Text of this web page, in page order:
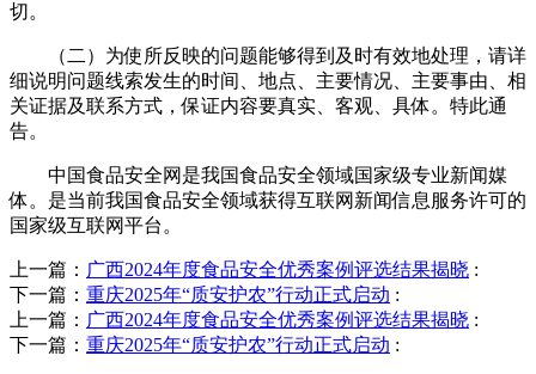
切。
（二）为使所反映的问题能够得到及时有效地处理，请详
细说明问题线索发生的时间、地点、主要情况、主要事由、相
关证据及联系方式，保证内容要真实、客观、具体。特此通
告。‍
中国食品安全网是我国食品安全领域国家级专业新闻媒
体。是当前我国食品安全领域获得互联网新闻信息服务许可的
国家级互联网平台。
上一篇： 广西2024年度食品安全优秀案例评选结果揭晓 :
下一篇： 重庆2025年“质安护农”行动正式启动 :
上一篇： 广西2024年度食品安全优秀案例评选结果揭晓 :
下一篇： 重庆2025年“质安护农”行动正式启动 :